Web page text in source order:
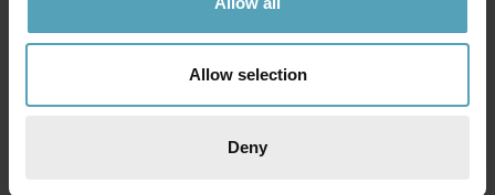
Allow selection
Deny